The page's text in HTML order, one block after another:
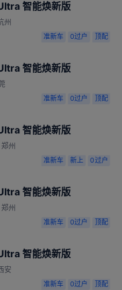
智能焕新版
州
准新车 0过户 顶配
智能焕新版
准新车 0过户 顶配
智能焕新版
郑州
准新车 新上 0过户
智能焕新版
郑州
准新车 0过户 顶配
智能焕新版
安
准新车 0过户 顶配